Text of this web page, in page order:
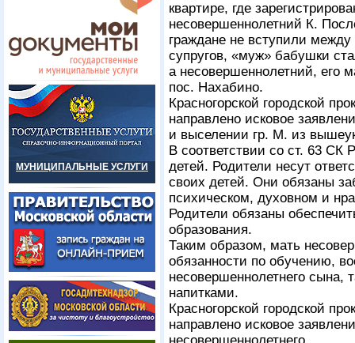
МУНИЦИПАЛЬНЫЕ УСЛУГИ
квартире, где
несовершеннолетний К.
граждане не вступили
супругов, «муж» бабушки
а несовершеннолетний, его
пос. Нахабино.
Красногорской городской
направлено исковое
и выселении гр. М. из
В соответствии со ст. 63 СК
детей. Родители несут
своих детей. Они обязаны
психическом, духовном и
Родители обязаны
образования.
Таким образом, мать
обязанности по обучению,
несовершеннолетнего сына,
напитками.
Красногорской городской
направлено исковое